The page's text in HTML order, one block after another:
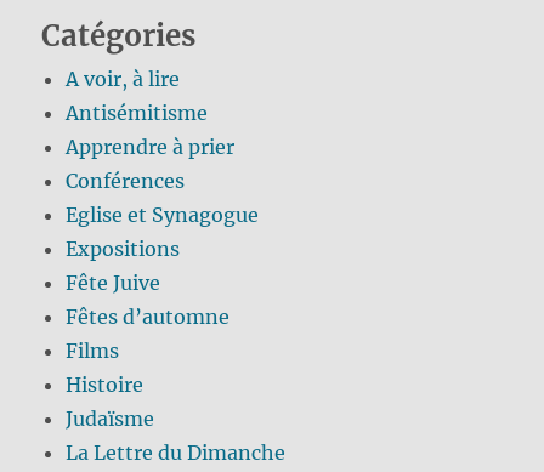
Catégories
A voir, à lire
Antisémitisme
Apprendre à prier
Conférences
Eglise et Synagogue
Expositions
Fête Juive
Fêtes d’automne
Films
Histoire
Judaïsme
La Lettre du Dimanche